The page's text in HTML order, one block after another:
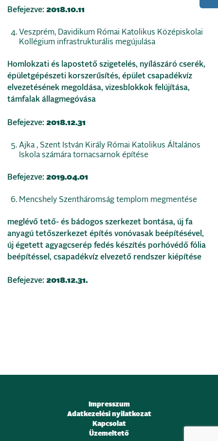
Befejezve: 2018.10.11
Veszprém, Davidikum Római Katolikus Középiskolai
Kollégium infrastrukturális megújulása
Homlokzati és lapostető szigetelés, nyílászáró cserék,
épületgépészeti korszerűsítés, épület csapadékvíz
elvezetésének megoldása, vizesblokkok felújítása,
támfalak állagmegóvása
Befejezve: 2018.12.31
Ajka , Szent István Király Római Katolikus Általános
Iskola számára tornacsarnok építése
Befejezve: 2019.04.01
Mencshely Szentháromság templom megmentése
meglévő tető- és bádogos szerkezet bontása, új fa
anyagú tetőszerkezet építés vonóvasak beépítésével,
új égetett agyagcserép fedés készítés porhóvédő fólia
beépítéssel, csapadékvíz elvezető rendszer kiépítése
Befejezve: 2018.12.31.
Impresszum
Adatkezelési nyilatkozat
Kapcsolat
Üzemeltető